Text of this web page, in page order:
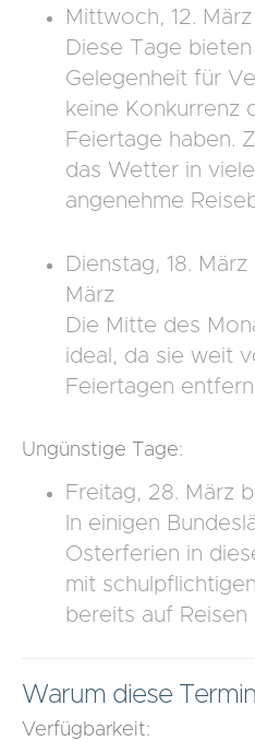
Mittwoch, 12.
Diese Tage
Gelegenheit für
keine Konkurrenz
Feiertage haben.
das Wetter in
angenehme
Dienstag, 18.
März
Die Mitte des
ideal, da sie weit
Feiertagen
Ungünstige Tage:
Freitag, 28. März
In einigen
Osterferien in
mit
bereits auf Reisen
Warum diese
Verfügbarkeit: